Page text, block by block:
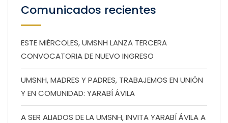
Comunicados recientes
ESTE MIÉRCOLES, UMSNH LANZA TERCERA
CONVOCATORIA DE NUEVO INGRESO
UMSNH, MADRES Y PADRES, TRABAJEMOS EN UNIÓN
Y EN COMUNIDAD: YARABÍ ÁVILA
A SER ALIADOS DE LA UMSNH, INVITA YARABÍ ÁVILA A